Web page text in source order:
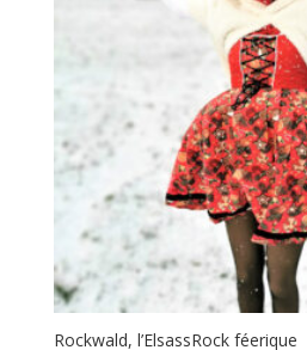
Rockwald, l’ElsassRock féerique